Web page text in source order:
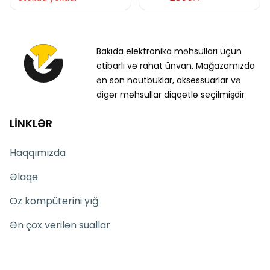
Bakıda elektronika məhsulları üçün
etibarlı və rahat ünvan. Mağazamızda
ən son noutbuklar, aksessuarlar və
digər məhsullar diqqətlə seçilmişdir
LİNKLƏR
Haqqımızda
Əlaqə
Öz kompüterini yığ
Ən çox verilən suallar